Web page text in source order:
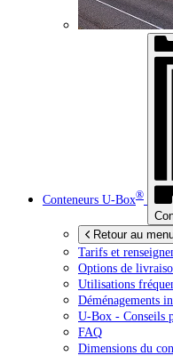
Conteneurs U-Box®
Retour au
Tarifs et
Options de
Utilisations
Déménagements
U-Box - Conseils
FAQ
Dimensions du